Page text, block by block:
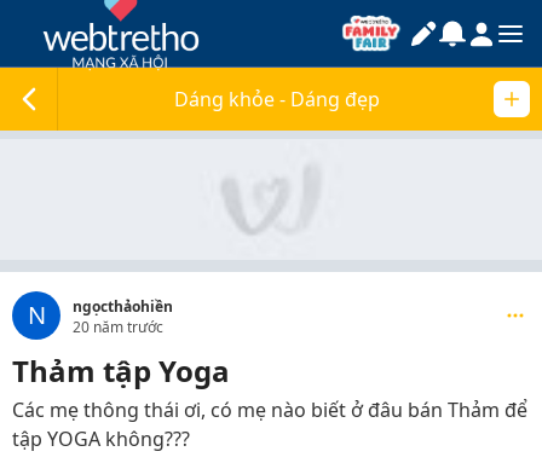
Dáng khỏe - Dáng đẹp
N
ngọcthảohiền
20 năm trước
Thảm tập Yoga
Các mẹ thông thái ơi, có mẹ nào biết ở đâu bán Thảm để
tập YOGA không???